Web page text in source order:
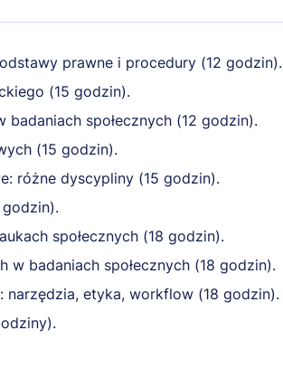
prawne i procedury (12 godzin).
(15 godzin).
społecznych (12 godzin).
(15 godzin).
różne dyscypliny (15 godzin).
społecznych (18 godzin).
w badaniach społecznych (18 godzin).
narzędzia, etyka, workflow (18 godzin).